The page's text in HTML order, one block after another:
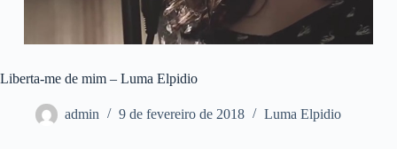
Liberta-me de mim – Luma Elpidio
admin 9 de fevereiro de 2018 Luma Elpidio